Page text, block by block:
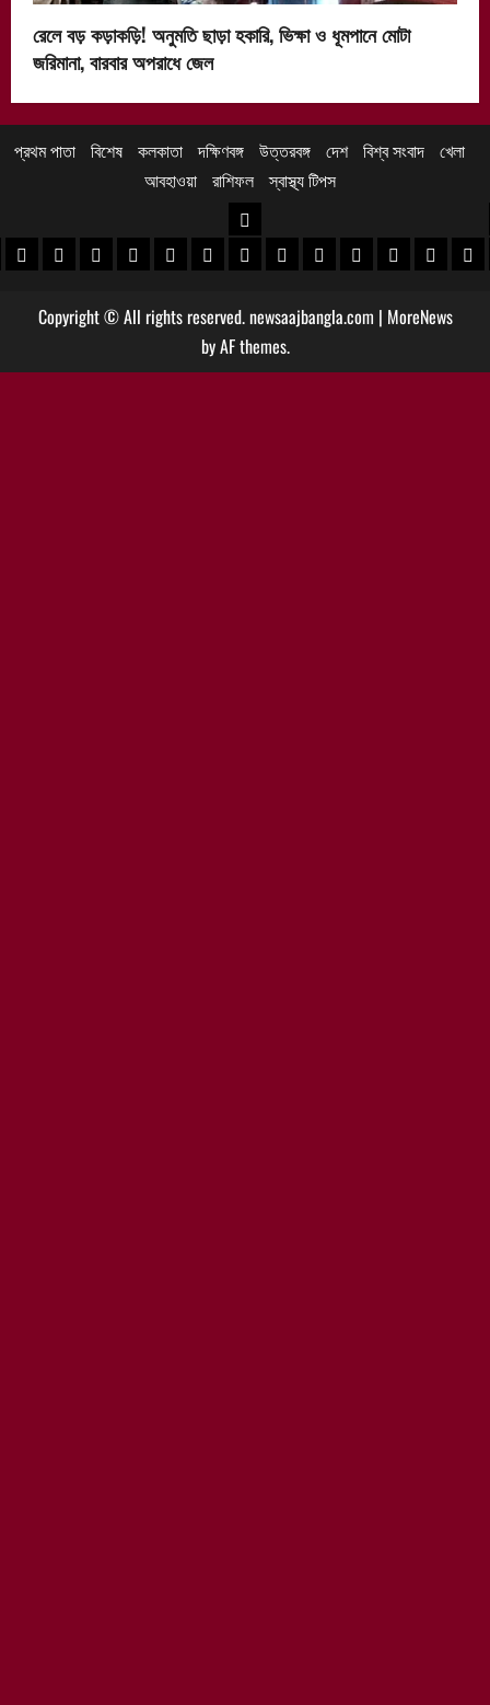
রেলে বড় কড়াকড়ি! অনুমতি ছাড়া হকারি, ভিক্ষা ও ধূমপানে মোটা
জরিমানা, বারবার অপরাধে জেল
প্রথম পাতা বিশেষ কলকাতা দক্ষিণবঙ্গ উত্তরবঙ্গ দেশ বিশ্ব সংবাদ খেলা
আবহাওয়া
রাশিফল স্বাস্থ্য টিপস
খবর
খবর
পুরুলিয়া খবর
বাঁকুড়া খবরপশ্চিম বর্ধমান খবর
পূর্ব বর্ধমান খবর
বীরভূম খবরমুর্শিদাবাদ খবর
উত্তরবঙ্গ
কোচবিহার নিউজ
আলিপুরদুয়ার খবর
জলপাইগুড়ি খবর
শিলিগুড়ি খবর
উত্তরদক্ষিণ
Copyright © All rights reserved. newsaajbangla.com | MoreNews
by AF themes.